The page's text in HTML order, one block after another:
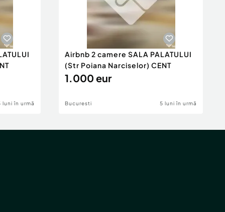
luni în urmă
Airbnb 2 camere SALA PALATULUI
(Str Poiana Narciselor) CENT
1.000 eur
Bucuresti 5 luni în urmă